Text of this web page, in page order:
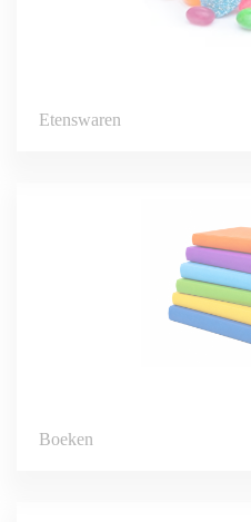
Etenswaren
Boeken